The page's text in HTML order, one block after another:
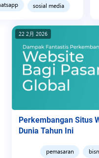
sosial media
22 2月 2026
Perkembangan Situs
Dunia Tahun Ini
pemasaran